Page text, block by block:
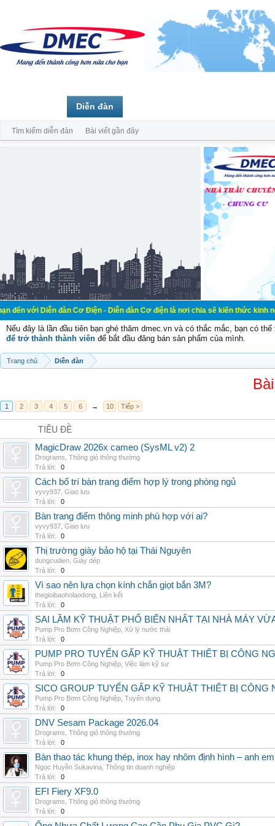
đàn Cơ Điện - Diễn đàn Cơ điện là nơi chia sẽ kiến thức kinh nghiệm
Nếu đây là lần đầu tiên bạn ghé thăm dmec.vn và có thắc mắc, bạn có
để trở thành thành viên để bắt đầu đăng bán sản phẩm của mình.
Trang chủ Diễn đàn
1 2 3 4 5 6 → 10 Tiếp >
TIÊU ĐỀ
MagicDraw 2026x cameo (SysML v2) 2
Drograms Thông gió thông thường
Trả lời:
0
Cách bố trí bàn trang điểm hợp lý trong phòng ngủ
vyvy937 Giao lưu
Trả lời:
0
Bàn trang điểm thông minh phù hợp với ai?
vyvy937 Giao lưu
Trả lời:
0
Thị trường giày bảo hộ tại Thái Nguyên
dungcudien Giày dép
Trả lời:
0
Vì sao nên lựa chọn kính chắn giọt bắn 3M?
thegioibaoholaodong Liên kết
Trả lời:
0
SAI LẦM KỸ THUẬT PHỔ BIẾN NHẤT TẠI NHÀ MÁY
Pump Pro Bơm Công Nghiệp Xử lý nước thải
Trả lời:
0
PUMP PRO TUYỂN GẤP KỸ THUẬT THIẾT BỊ CÔNG
Pump Pro Bơm Công Nghiệp Việc làm kỹ sư
Trả lời:
0
SICO GROUP TUYỂN GẤP KỸ THUẬT THIẾT BỊ CÔNG
Pump Pro Bơm Công Nghiệp Tuyển dụng
Trả lời:
0
DNV Sesam Package 2026.04
Drograms Thông gió thông thường
Trả lời:
0
Bàn thao tác khung thép, inox hay nhôm định hình – anh
Ngọc Huyền Sukavina Thông tin doanh nghiệp
Trả lời:
0
EFI Fiery XF9.0
Drograms Thông gió thông thường
Trả lời:
0
Diễn đàn
Tìm kiếm diễn đàn Bài viết gần đây